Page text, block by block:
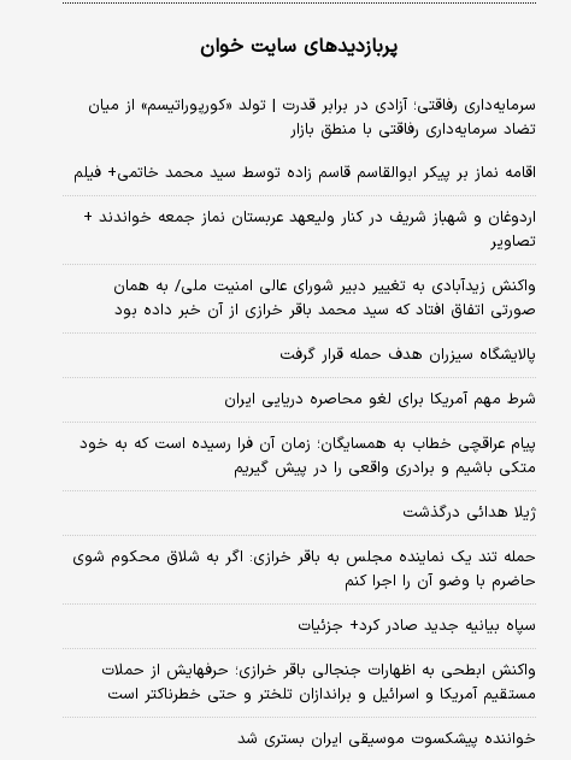
پربازدیدهای سایت خوان
سرمایه‌داری رفاقتی؛ آزادی در برابر قدرت | تولد «کورپوراتیسم» از میان
تضاد سرمایه‌داری رفاقتی با منطق بازار
اقامه نماز بر پیکر ابوالقاسم قاسم زاده توسط سید محمد خاتمی+ فیلم
اردوغان و شهباز شریف در کنار ولیعهد عربستان نماز جمعه خواندند +
تصاویر
واکنش زیدآبادی به تغییر دبیر شورای عالی امنیت ملی/ به همان
صورتی اتفاق افتاد که سید محمد باقر خرازی از آن خبر داده بود
پالایشگاه سیزران هدف حمله قرار گرفت
شرط مهم آمریکا برای لغو محاصره دریایی ایران
پیام عراقچی خطاب به همسایگان؛ زمان آن فرا رسیده است که به خود
متکی باشیم و برادری واقعی را در پیش گیریم
ژیلا هدائی درگذشت
حمله تند یک نماینده مجلس به باقر خرازی: اگر به شلاق محکوم شوی
حاضرم با وضو آن را اجرا کنم
سپاه بیانیه جدید صادر کرد+ جزئیات
واکنش ابطحی به اظهارات جنجالی باقر خرازی؛ حرفهایش از حملات
مستقیم آمریکا و اسرائیل و براندازان تلختر و حتی خطرناکتر است
خواننده پیشکسوت موسیقی ایران بستری شد